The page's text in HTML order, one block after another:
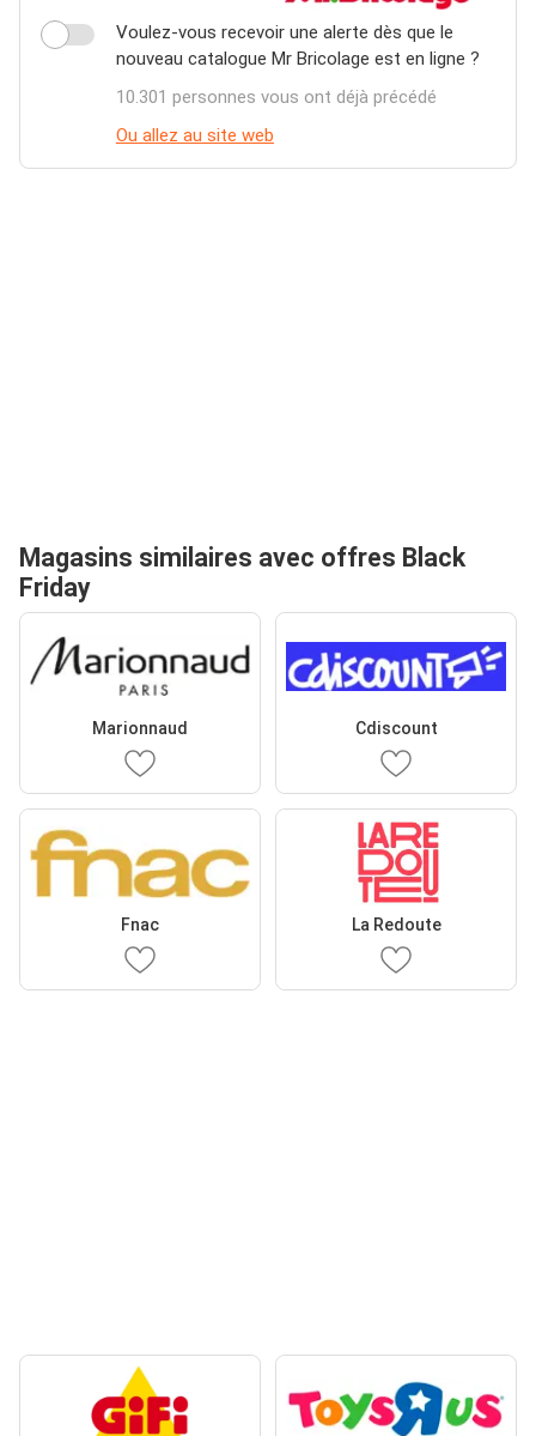
Voulez-vous recevoir une alerte dès que le
nouveau catalogue Mr Bricolage est en ligne ?
10.301 personnes vous ont déjà précédé
Ou allez au site web
Magasins similaires avec offres Black
Friday
Marionnaud Cdiscount
Fnac La Redoute